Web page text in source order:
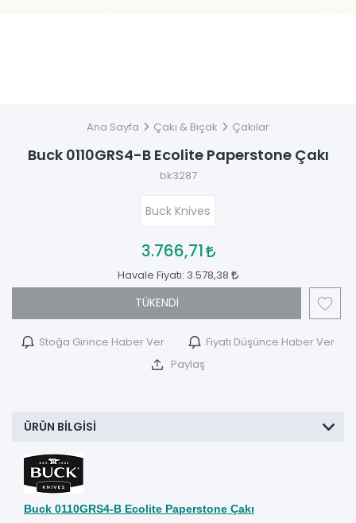
Ana Sayfa Çakı & Bıçak Çakılar
Buck 0110GRS4-B Ecolite Paperstone Çakı
bk3287
Buck Knives
3.766,71
Havale Fiyatı: 3.578,38
TÜKENDİ
Stoğa Girince Haber Ver Fiyatı Düşünce Haber Ver
Paylaş
ÜRÜN BILGISI
Buck 0110GRS4-B Ecolite Paperstone Çakı